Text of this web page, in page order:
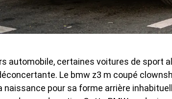
automobile, certaines voitures de sport
Le bmw z3 m coupé
naissance pour sa forme arrière